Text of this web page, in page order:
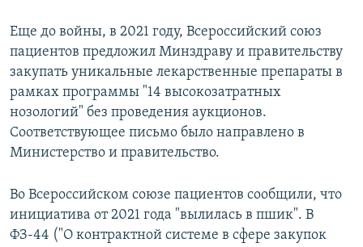
Еще до войны, в 2021 году, Всероссийский союз
пациентов предложил Минздраву и правительству
закупать уникальные лекарственные препараты в
рамках программы "14 высокозатратных
нозологий" без проведения аукционов.
Соответствующее письмо было направлено в
Министерство и правительство.
Во Всероссийском союзе пациентов сообщили, что
инициатива от 2021 года "вылилась в пшик". В
ФЗ-44 ("О контрактной системе в сфере закупок